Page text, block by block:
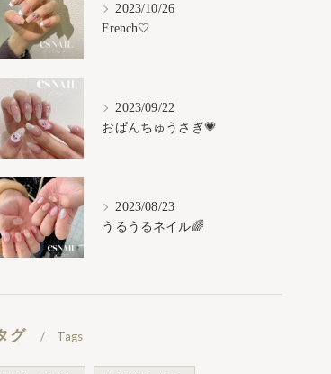
2023/10/26
French🤍
2023/09/22
おぱんちゅうさぎ💗
2023/08/23
うるうるネイル🌈
グ Tags